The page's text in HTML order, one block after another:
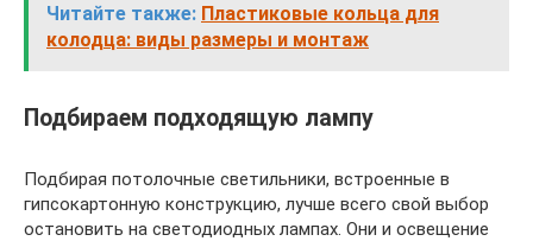
Читайте также: Пластиковые кольца для
колодца: виды размеры и монтаж
Подбираем подходящую лампу
Подбирая потолочные светильники, встроенные в
гипсокартонную конструкцию, лучше всего свой выбор
остановить на светодиодных лампах. Они и освещение